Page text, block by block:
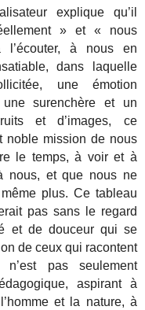
explique qu’il
» et « nous
l’écouter, à nous en
dans laquelle
une émotion
surenchère et un
et d’images, ce
noble mission de nous
le temps, à voir et à
nous, et que nous ne
plus. Ce tableau
pas sans le regard
et de douceur qui se
de ceux qui racontent
n’est pas seulement
aspirant à
et la nature, à